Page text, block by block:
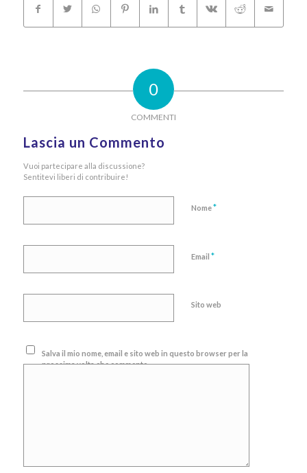
0
COMMENTI
Lascia un Commento
Vuoi partecipare alla discussione?
Sentitevi liberi di contribuire!
Nome*
Email *
Sito web
Salva il mio nome, email e sito web in questo browser per la
prossima volta che commento.